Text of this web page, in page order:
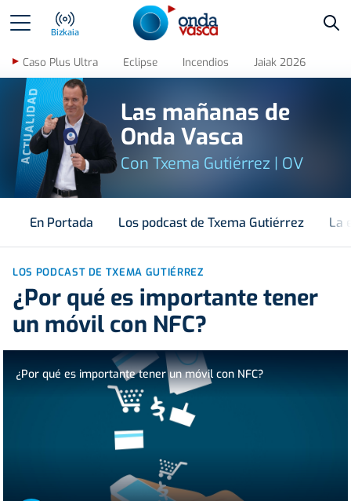
Bizkaia
Caso Plus Ultra Eclipse Incendios Jaiak 2026
ACTUALIDAD
Las mañanas de
Onda Vasca
Con Txema Gutiérrez | OV
En Portada Los podcast de Txema Gutiérrez La
LOS PODCAST DE TXEMA GUTIÉRREZ
¿Por qué es importante tener
un móvil con NFC?
¿Por qué es importante tener un móvil con NFC?